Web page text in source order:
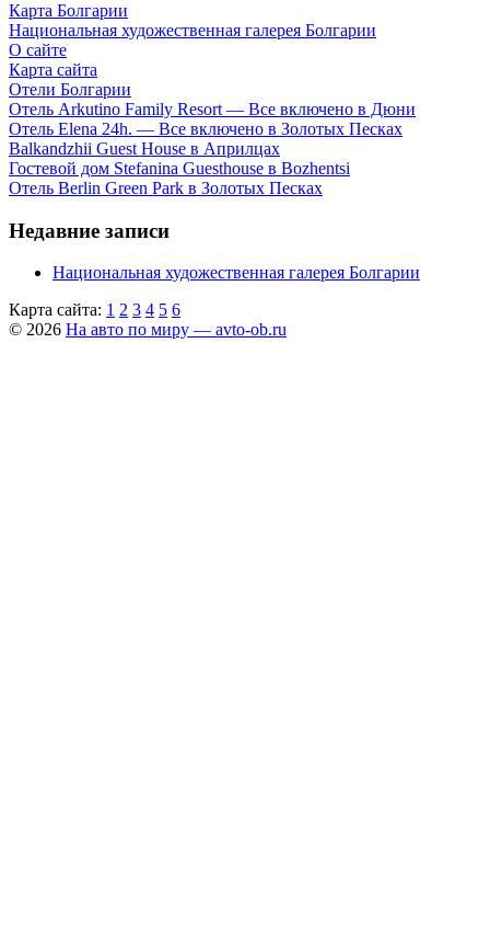
Карта Болгарии
Национальная художественная галерея Болгарии
О сайте
Карта сайта
Отели Болгарии
Отель Arkutino Family Resort — Все включено в Дюни
Отель Elena 24h. — Все включено в Золотых Песках
Balkandzhii Guest House в Априлцах
Гостевой дом Stefanina Guesthouse в Bozhentsi
Отель Berlin Green Park в Золотых Песках
Недавние записи
Национальная художественная галерея Болгарии
Карта сайта: 1 2 3 4 5 6
© 2026 На авто по миру — avto-ob.ru